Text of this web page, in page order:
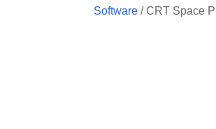
Software / CRT Space